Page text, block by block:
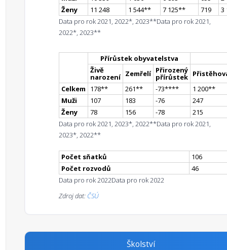
Ženy
11 248 1 544** 7 125** 719
3
Data pro rok 2021, 2022*, 2023**Data pro rok 2021,
2022*, 2023**
Přírůstek obyvatelstva
Živě
narození Zemřelí Přirozený
přírůstek
Celkem
178** 261** -73**** 1 200**
Muži
107 183 -76
247
Ženy
78 156 -78
215
Data pro rok 2021, 2023*, 2022**Data pro rok 2021,
2023*, 2022**
Počet sňatků
106
Počet rozvodů
46
Data pro rok 2022Data pro rok 2022
Zdroj dat: ČSÚ
Školství